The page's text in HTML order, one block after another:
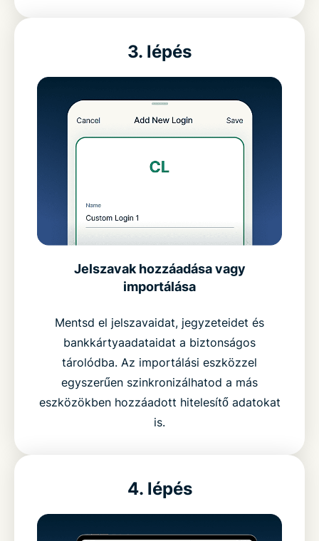
3. lépés
Jelszavak hozzáadása vagy
importálása
Mentsd el jelszavaidat, jegyzeteidet és
bankkártyaadataidat a biztonságos
tárolódba. Az importálási eszközzel
egyszerűen szinkronizálhatod a más
eszközökben hozzáadott hitelesítő adatokat
is.
4. lépés